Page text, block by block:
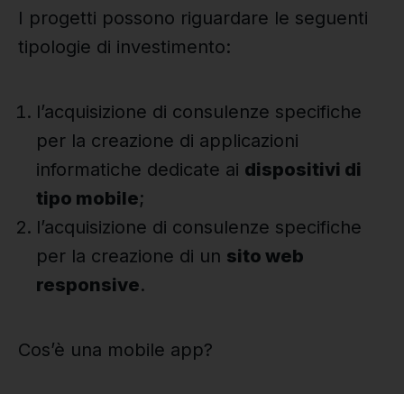
I progetti possono riguardare le seguenti
tipologie di investimento:
l’acquisizione di consulenze specifiche
per la creazione di applicazioni
informatiche dedicate ai dispositivi di
tipo mobile;
l’acquisizione di consulenze specifiche
per la creazione di un sito web
responsive.
Cos’è una mobile app?